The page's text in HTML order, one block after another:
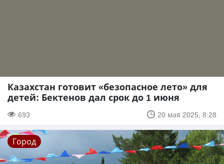
Казахстан готовит «безопасное лето» для
детей: Бектенов дал срок до 1 июня
693 20 мая 2025, 8:28
Город